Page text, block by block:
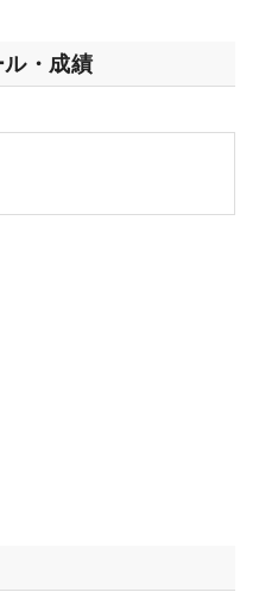
ょうばかりは笑顔がは
。精神面が成長しまし
が分かると、前までは
たいに耐えて、頑張っ
の緒を締めよ。とはい
・成績